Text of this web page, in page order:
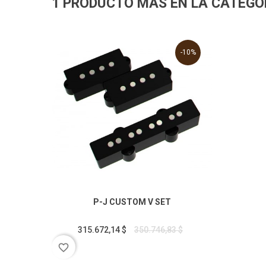
P-J CUSTOM V SET
315.672,14 $ 350.746,83 $
-10%
favorite_border